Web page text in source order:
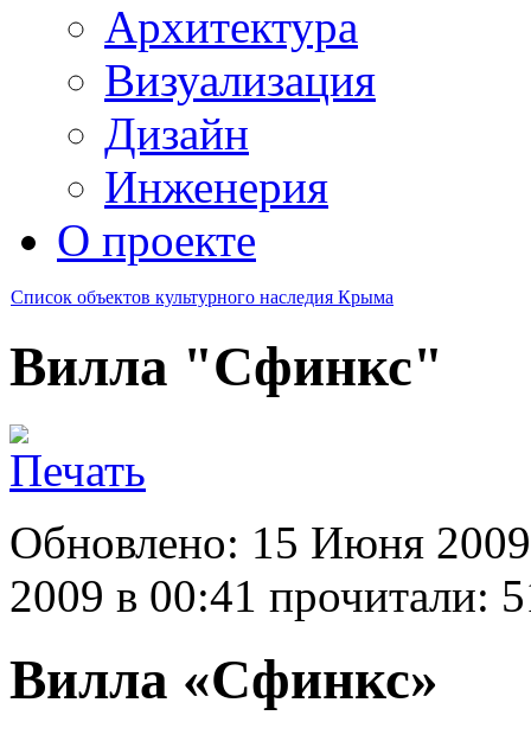
Архитектура
Визуализация
Дизайн
Инженерия
О проекте
Список объектов культурного наследия Крыма
Вилла "Сфинкс"
Обновлено: 15 Июня
2009 в 00:41 прочитали:
Вилла «Сфинкс»